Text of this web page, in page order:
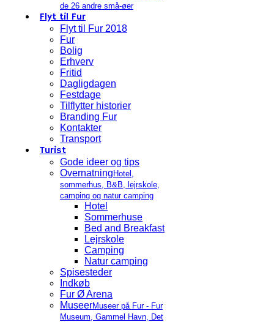
de 26 andre små-øer
Flyt til Fur
Flyt til Fur 2018
Fur
Bolig
Erhverv
Fritid
Dagligdagen
Festdage
Tilflytter historier
Branding Fur
Kontakter
Transport
Turist
Gode ideer og tips
Overnatning Hotel,
sommerhus, B&B, lejrskole,
camping og natur camping
Hotel
Sommerhuse
Bed and Breakfast
Lejrskole
Camping
Natur camping
Spisesteder
Indkøb
Fur Ø Arena
MuseerMuseer på Fur - Fur
Museum, Gammel Havn, Det